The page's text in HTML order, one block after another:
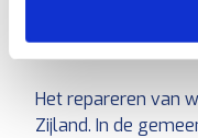
repareren van
ook in de omgeving
Het repareren van
Zijland. In de